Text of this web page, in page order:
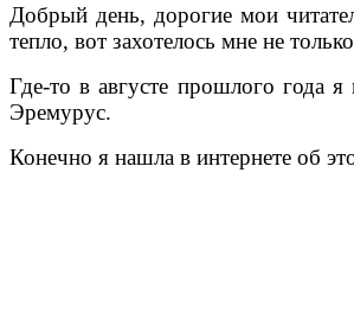
Добрый день, дорогие мои
тепло, вот захотелось мне не
Где-то в августе прошлого года
Эремурус.
Конечно я нашла в интернете об